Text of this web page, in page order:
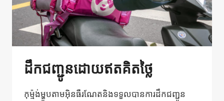
ដឹកជញ្ជូនដោយឥតគិតថ្លៃ
កុម្ម៉ង់ម្ហូបតាមអ៊ិនធឺរណែតនិងទទួលបានការដឹកជញ្ជូន